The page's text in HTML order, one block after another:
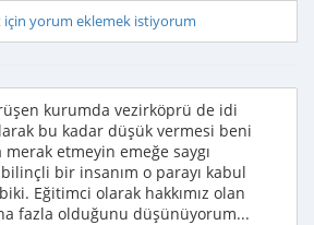
için yorum eklemek istiyorum
kurumda vezirköprü de idi
bu kadar düşük vermesi beni
merak etmeyin emeğe saygı
bir insanım o parayı kabul
Eğitimci olarak hakkımız olan
fazla olduğunu düşünüyorum...